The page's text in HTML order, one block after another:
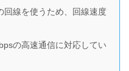
回線を使うため、回線速度
の高速通信に対応してい